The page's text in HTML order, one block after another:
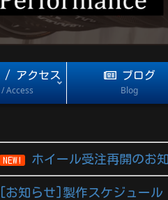
/ アクセス
Access
ブログ
Blog
NEW! ホイール受注再開のお
[お知らせ]製作スケジュー